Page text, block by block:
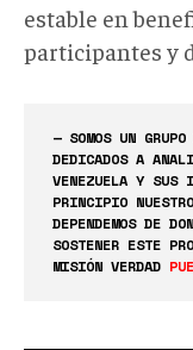
estable en
participantes y
— SOMOS UN
DEDICADOS A
VENEZUELA Y SUS
PRINCIPIO
DEPENDEMOS DE
SOSTENER ESTE
MISIÓN VERDAD